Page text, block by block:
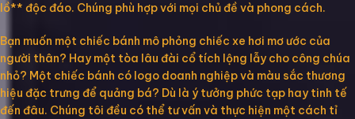
lồ** độc đáo. Chúng phù hợp với mọi chủ đề và phong cách.
Bạn muốn một chiếc bánh mô phỏng chiếc xe hơi mơ ước của
người thân? Hay một tòa lâu đài cổ tích lộng lẫy cho công chúa
nhỏ? Một chiếc bánh có logo doanh nghiệp và màu sắc thương
hiệu đặc trưng để quảng bá? Dù là ý tưởng phức tạp hay tinh tế
đến đâu. Chúng tôi đều có thể tư vấn và thực hiện một cách tỉ